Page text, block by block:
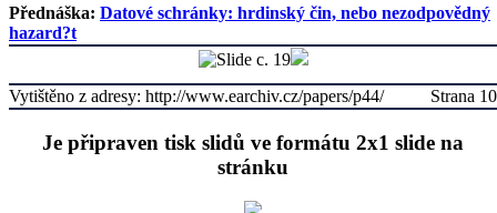
Přednáška: Datové schránky: hrdinský čin, nebo nezodpovědný
hazard?t
Strana 10
Vytištěno z adresy: http://www.earchiv.cz/papers/p44/
Je připraven tisk slidů ve formátu 2x1 slide na
stránku